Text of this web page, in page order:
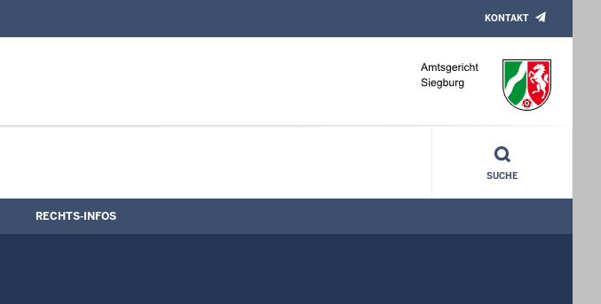
KONTAKT
SUCHE
RECHTS-INFOS